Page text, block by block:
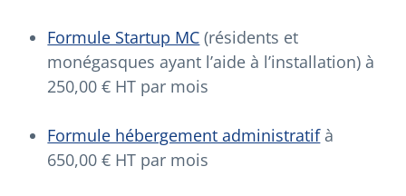
Formule Startup MC (résidents et
monégasques ayant l’aide à l’installation) à
250,00 € HT par mois
Formule hébergement administratifà
650,00 € HT par mois